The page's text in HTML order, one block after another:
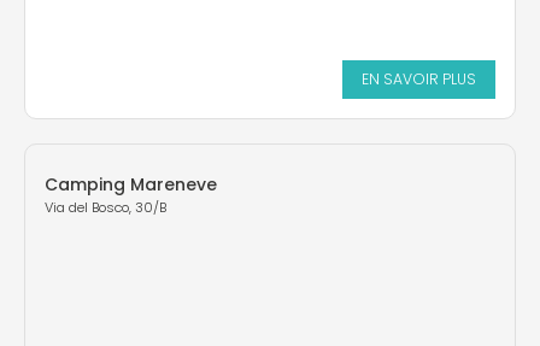
EN SAVOIR PLUS
Camping Mareneve
Via del Bosco, 30/B